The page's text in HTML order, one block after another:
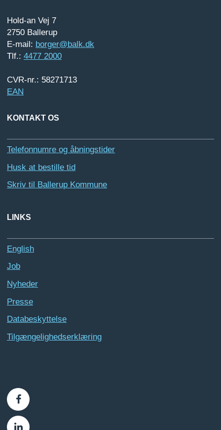
Hold-an Vej 7
2750 Ballerup
E-mail: borger@balk.dk
Tlf.: 4477 2000
CVR-nr.: 58271713
EAN
KONTAKT OS
Telefonnumre og åbningstider
Husk at bestille tid
Skriv til Ballerup Kommune
LINKS
English
Job
Nyheder
Presse
Databeskyttelse
Tilgængelighedserklæring